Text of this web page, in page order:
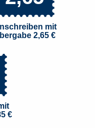
mit
2,65 €
€